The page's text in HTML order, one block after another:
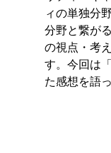
ィの単独分
分野と繋が
の視点・考
す。今回は
た感想を語